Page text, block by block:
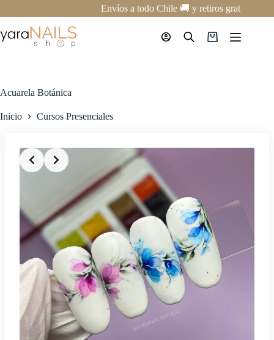
al
contenido
Envíos a todo Chile 🚚 y retiros gratis en
Carro
Acuarela Botánica
Inicio Cursos Presenciales